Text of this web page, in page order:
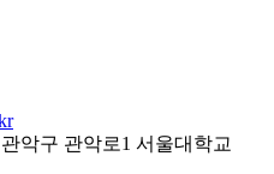
악구 관악로1 서울대학교